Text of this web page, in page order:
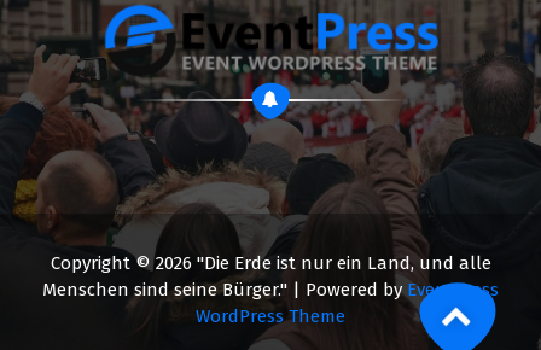
Copyright © 2026 "Die Erde ist nur ein Land, und alle
Menschen sind seine Bürger." | Powered by EventPress
WordPress Theme